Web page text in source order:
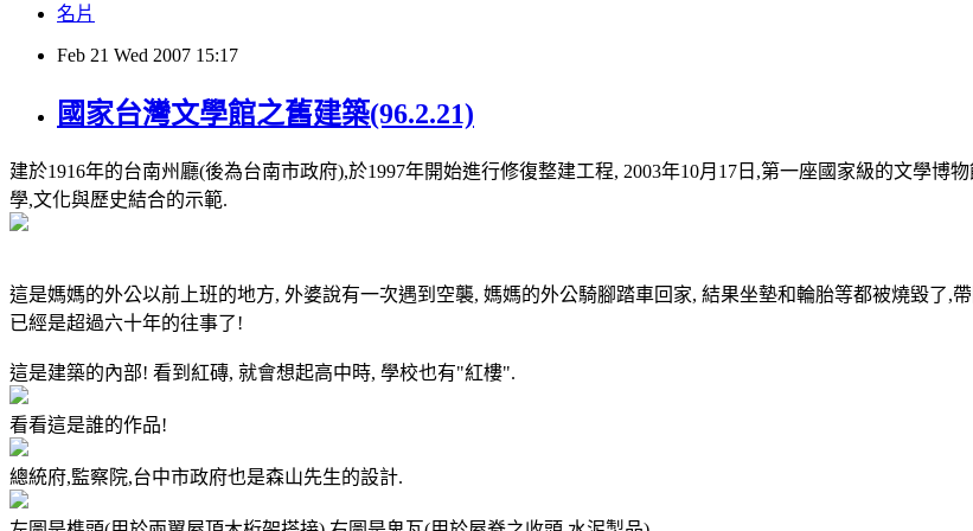
名片
Feb 21 Wed 2007 15:17
國家台灣文學館之舊建築(96.2.21)
建於1916年的台南州廳(後為台南市政府),於1997年開始進行修復整建工程, 2003年10月17日,第一座國家級的文學
學,文化與歷史結合的示範.
這是媽媽的外公以前上班的地方, 外婆說有一次遇到空襲, 媽媽的外公騎腳踏車回家, 結果坐墊和輪胎等都被燒毀了,
已經是超過六十年的往事了!
這是建築的內部! 看到紅磚, 就會想起高中時, 學校也有"紅樓".
看看這是誰的作品!
總統府,監察院,台中市政府也是森山先生的設計.